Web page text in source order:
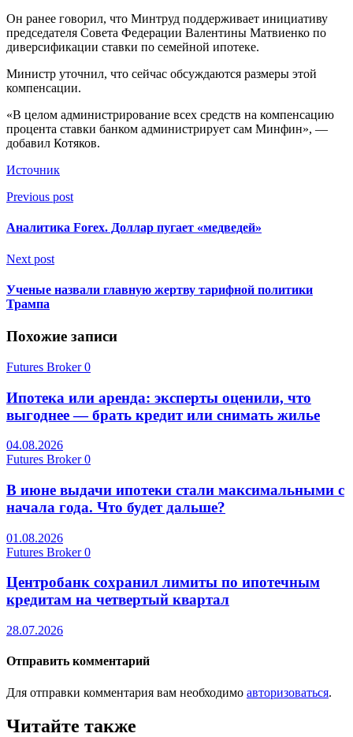
Он ранее говорил, что Минтруд поддерживает инициативу
председателя Совета Федерации Валентины Матвиенко по
диверсификации ставки по семейной ипотеке.
Министр уточнил, что сейчас обсуждаются размеры этой
компенсации.
«В целом администрирование всех средств на компенсацию
процента ставки банком администрирует сам Минфин», —
добавил Котяков.
Источник
Previous post
Аналитика Forex. Доллар пугает «медведей»
Next post
Ученые назвали главную жертву тарифной политики
Трампа
Похожие записи
Futures Broker0
Ипотека или аренда: эксперты оценили, что
выгоднее — брать кредит или снимать жилье
04.08.2026
Futures Broker0
В июне выдачи ипотеки стали максимальными с
начала года. Что будет дальше?
01.08.2026
Futures Broker0
Центробанк сохранил лимиты по ипотечным
кредитам на четвертый квартал
28.07.2026
Отправить комментарий
Для отправки комментария вам необходимо авторизоваться.
Читайте также